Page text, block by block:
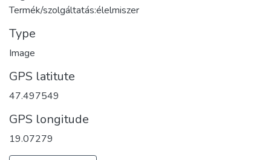
Termék/szolgáltatás:élelmiszer
Type
Image
GPS latitute
47.497549
GPS longitude
19.07279